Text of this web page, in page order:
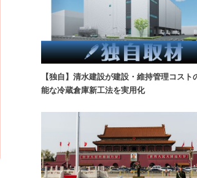
【独自】清水建設が建設・維持管理コスト
能な冷蔵倉庫新工法を実用化